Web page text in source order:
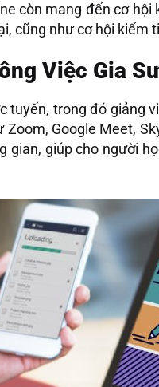
còn mang đến cơ
cũng như cơ hội kiếm
Việc Gia
tuyến, trong đó giảng
Google Meet,
gian, giúp cho người